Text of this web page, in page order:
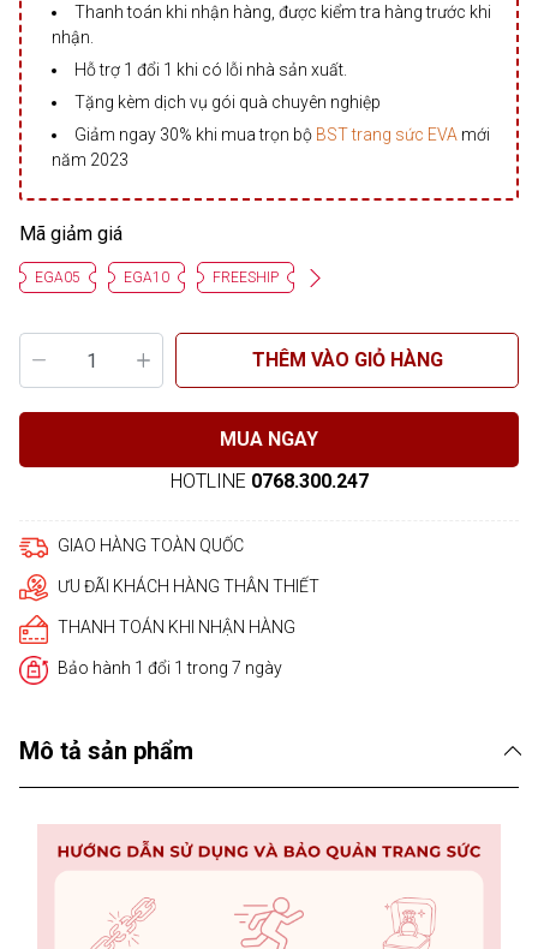
Thanh toán khi nhận hàng, được kiểm tra hàng trước khi
nhận.
Hỗ trợ 1 đổi 1 khi có lỗi nhà sản xuất.
Tặng kèm dịch vụ gói quà chuyên nghiệp
Giảm ngay 30% khi mua trọn bộ BST trang sức EVA mới
năm 2023
Mã giảm giá
EGA05 EGA10 FREESHIP
THÊM VÀO GIỎ HÀNG
MUA NGAY
HOTLINE 0768.300.247
GIAO HÀNG TOÀN QUỐC
ƯU ĐÃI KHÁCH HÀNG THÂN THIẾT
THANH TOÁN KHI NHẬN HÀNG
Bảo hành 1 đổi 1 trong 7 ngày
Mô tả sản phẩm